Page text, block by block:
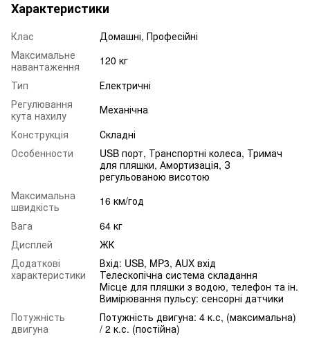
Характеристики
Клас
Домашні, Професійні
Максимальне
навантаження
120 кг
Тип
Електричні
Регулювання
кута нахилу
Механічна
Конструкція
Складні
Особенности
USB порт, Транспортні колеса, Тримач
для пляшки, Амортизація, З
регульованою висотою
Максимальна
швидкість
16 км/год
Вага
64 кг
Дисплей
ЖК
Додаткові
характеристики
Вхід: USB, MP3, AUX вхід
Телескопічна система складання
Місце для пляшки з водою, телефон та ін.
Вимірювання пульсу: сенсорні датчики
Потужність
двигуна
Потужність двигуна: 4 к.с, (максимальна)
/ 2 к.с. (постійна)